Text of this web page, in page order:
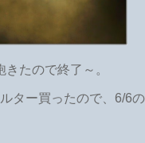
たので終了～。
ター買ったので、6/6